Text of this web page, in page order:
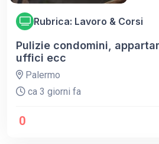
Rubrica: Lavoro & Corsi
Pulizie condomini,
uffici ecc
Palermo
ca 3 giorni fa
0